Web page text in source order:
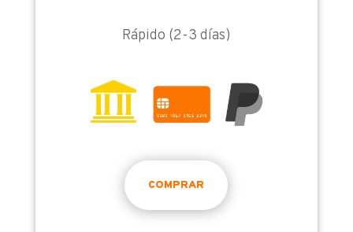
Rápido (2-3 días)
COMPRAR